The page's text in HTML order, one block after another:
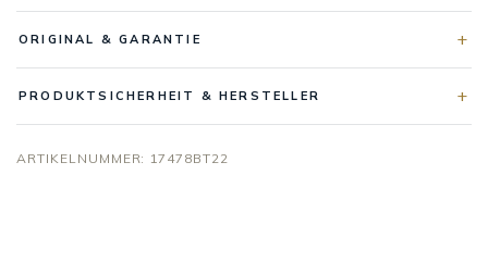
ORIGINAL & GARANTIE
PRODUKTSICHERHEIT & HERSTELLER
ARTIKELNUMMER: 17478BT22